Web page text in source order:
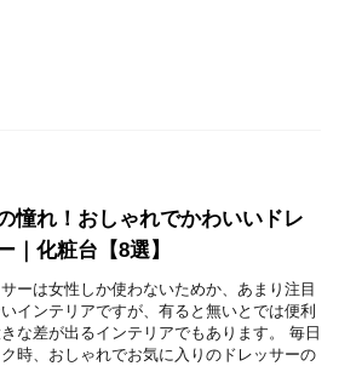
憧れ！おしゃれでかわいいドレ
｜化粧台【8選】
サーは女性しか使わないためか、あまり注目
インテリアですが、有ると無いとでは便利
な差が出るインテリアでもあります。 毎日
時、おしゃれでお気に入りのドレッサーの